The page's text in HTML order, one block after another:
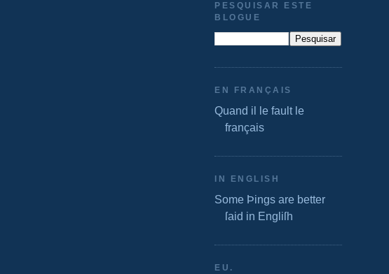
PESQUISAR ESTE
BLOGUE
EN FRANÇAIS
Quand il le fault le
français
IN ENGLISH
Some Þings are better
ſaid in Engliſh
EU.